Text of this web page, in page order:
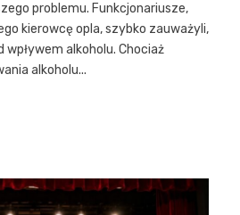
problemu. Funkcjonariusze,
kierowcę opla, szybko zauważyli,
alkoholu. Chociaż
alkoholu...